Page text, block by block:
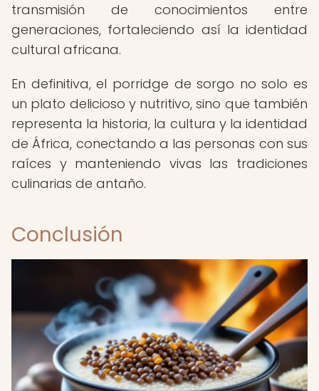
transmisión de conocimientos entre
generaciones, fortaleciendo así la identidad
cultural africana.
En definitiva, el porridge de sorgo no solo es
un plato delicioso y nutritivo, sino que también
representa la historia, la cultura y la identidad
de África, conectando a las personas con sus
raíces y manteniendo vivas las tradiciones
culinarias de antaño.
Conclusión